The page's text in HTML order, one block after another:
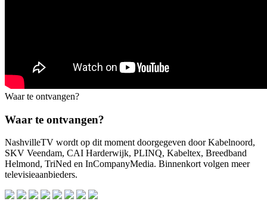
Waar te ontvangen?
Waar te ontvangen?
NashvilleTV wordt op dit moment doorgegeven door Kabelnoord,
SKV Veendam, CAI Harderwijk, PLINQ, Kabeltex, Breedband
Helmond, TriNed en InCompanyMedia. Binnenkort volgen meer
televisieaanbieders.